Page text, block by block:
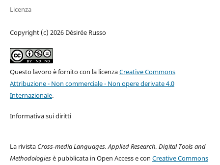
Licenza
Copyright (c) 2026 Désirée Russo
Questo lavoro è fornito con la licenzaCreative Commons
Attribuzione - Non commerciale - Non opere derivate 4.0
Internazionale.
Informativa sui diritti
La rivista Cross-media Languages. Applied Research, Digital Tools and
Methodologiesè pubblicata in Open Access e con Creative Commons